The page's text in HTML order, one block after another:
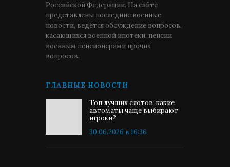
Российской Федерации. На сайте
представлены последние военные
новости, ведётся обсуждение вопросов,
касающихся военной ипотеки, пенсии
военным пенсионерами прочих
вопросов.
ГЛАВНЫЕ НОВОСТИ
Топ лучших слотов: какие
автоматы чаще выбирают
игроки?
30.06.2026 в 16:36